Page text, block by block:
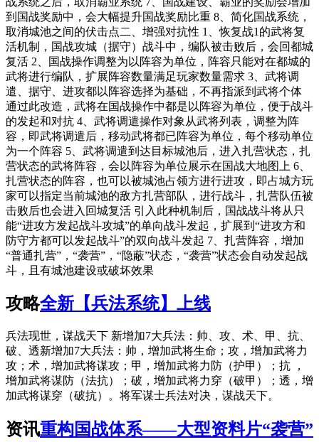
到国战奖励中，会大幅提升国战奖励比重 8、简化国战系统，
取消城池之间的伏击点二、增强对抗性 1、恢复战1的武将复
活机制，国战攻城（据守）战斗中，编队被击败后，会回都城
复活 2、国战操作调整为以阵容为单位，阵容只能对在都城的
武将进行编队，扩展阵容数量满足玩家数量需求 3、武将调
遣、据守、进攻都以阵容选择为基础，不再指派到武将个体
通过此改造，武将在国战操作中都是以阵容为单位，便于战斗
的发起和对抗 4、武将调遣操作对象从武将列表，调整为阵
容，即武将调遣后，移动武将都已阵容为单位，每个移动单位
为一个阵容 5、武将调遣到达目标城池后，进入扎营状态，扎
营状态的武将阵容，会以阵容为单位展示在国战大地图上 6、
扎营状态的阵容，也可以被城池占领方进行进攻，即占城方玩
家可以指定当前城池的敌方扎营部队，进行战斗，扎营队伍被
击败后也会进入回城复活 引入此种机制后，国战战斗将从只
能“进攻方发起战斗攻城”的单向战斗发起，扩展到“进攻方和
防守方都可以发起战斗”的双向战斗发起 7、扎营阵容，增加
“普通扎营”，“袭营”，“隐蔽”状态，“袭营”状态会自动发起战
斗，且有城池建设或破坏效果
攻略全新【兵法系统】上线
兵法现世，谋战天下 新增加7大兵法：帅、攻、术、甲、抗、
破、透新增加7大兵法：帅，增加武将生命；攻，增加武将力
攻；术，增加武将谋攻；甲，增加武将力防（护甲）；抗 ，
增加武将谋防（法抗）；破，增加武将力穿（破甲）；透，增
加武将谋穿（破抗）。将军谋士兵法对决，谋战天下。
资讯重构国战体系——大型资料片“袭营”